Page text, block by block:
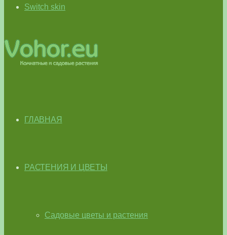
Switch skin
ГЛАВНАЯ
РАСТЕНИЯ И ЦВЕТЫ
Садовые цветы и растения